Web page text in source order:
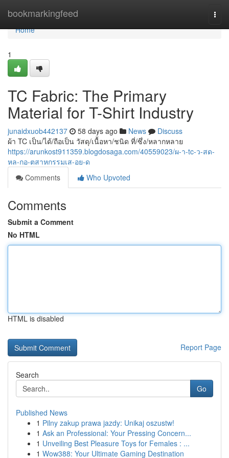
bookmarkingfeed
Home
Home
1
TC Fabric: The Primary
Material for T-Shirt Industry
junaidxuob442137 58 days ago News
Discuss
ผ้า TC เป็น/ได้/ถือเป็น วัสดุ/เนื้อหา/ชนิด ที่/ซึ่ง/หลากหลาย
https://arunkost911359.blogdosaga.com/40559023/ผ-า-tc-ว-สด-
หล-กอ-ตสาหกรรมเส-อย-ด
Comments
Who Upvoted
Comments
Submit a Comment
No HTML
HTML is disabled
Report Page
Search
Go
Published News
1 Pilny zakup prawa jazdy: Unikaj oszustw!
1 Ask an Professional: Your Pressing Concern...
1 Unveiling Best Pleasure Toys for Females : ...
1 Wow388: Your Ultimate Gaming Destination